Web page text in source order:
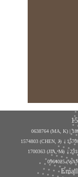
0638764 (MA, K) |
1574803 (CHEN, J) |
1700363 (JIA, M) |
0964025